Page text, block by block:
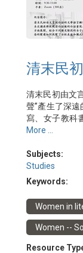
清末民
清末民初由文
聲”產生了深
寫、女子教科
結合不同歷史
知。
日期：2022年4
講者：曹曉華博
主辦：香港孔
More ...
Subjects:
Studies
Keywords:
Women in
Women --
Resource